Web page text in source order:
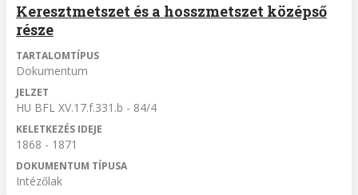
Keresztmetszet és a hosszmetszet középső
része
TARTALOMTÍPUS
Dokumentum
JELZET
HU BFL XV.17.f.331.b - 84/4
KELETKEZÉS IDEJE
1868 - 1871
DOKUMENTUM TÍPUSA
Intézőlak